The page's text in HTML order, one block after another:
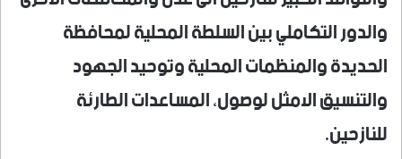
والدور التكاملي بين السلطة المحلية لمحافظة
الحديدة والمنظمات المحلية وتوحيد الجهود
والتنسيق الامثل لوصول، المساعدات الطارئة
للنازحين.